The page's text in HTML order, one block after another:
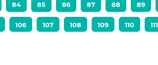
84 85 86 87 88 89
106 107 108 109 110 111